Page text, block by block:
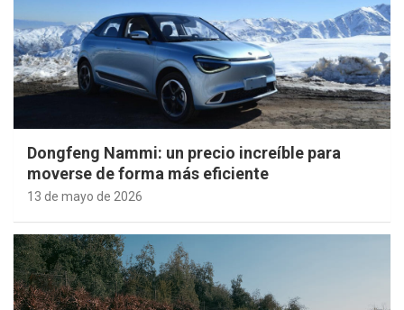
Dongfeng Nammi: un precio increíble para
moverse de forma más eficiente
13 de mayo de 2026